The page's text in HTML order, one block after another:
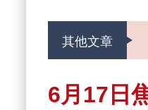
其他文章
6月17日